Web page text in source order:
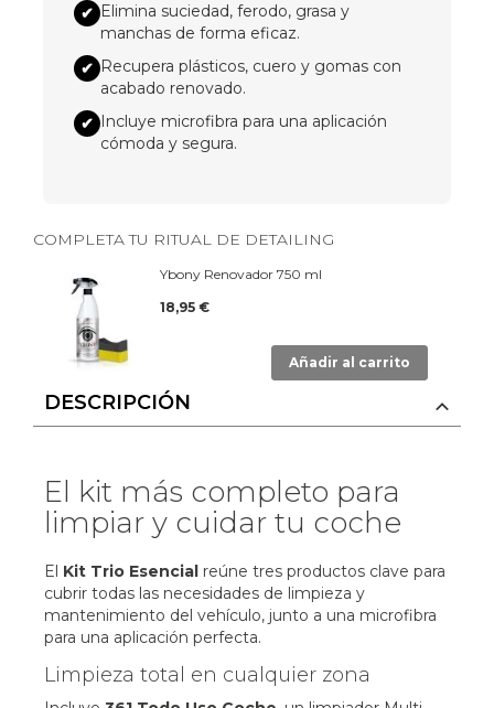
✔ Elimina suciedad, ferodo, grasa y
manchas de forma eficaz.
✔ Recupera plásticos, cuero y gomas con
acabado renovado.
✔ Incluye microfibra para una aplicación
cómoda y segura.
COMPLETA TU RITUAL DE DETAILING
Ybony Renovador 750 ml
18,95 €
Añadir al carrito
DESCRIPCIÓN
El kit más completo para
limpiar y cuidar tu coche
El Kit Trio Esencial reúne tres productos clave para
cubrir todas las necesidades de limpieza y
mantenimiento del vehículo, junto a una microfibra
para una aplicación perfecta.
Limpieza total en cualquier zona